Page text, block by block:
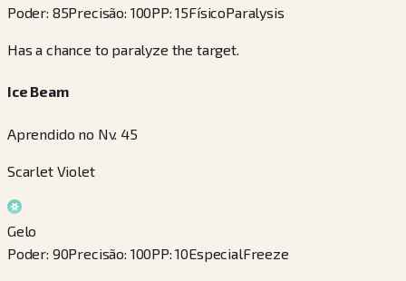
Poder: 85Precisão: 100PP:15FísicoParalysis
Has a chance to paralyze the target.
Ice Beam
Aprendido no Nv. 45
Scarlet Violet
Gelo
Poder: 90Precisão: 100PP:10EspecialFreeze